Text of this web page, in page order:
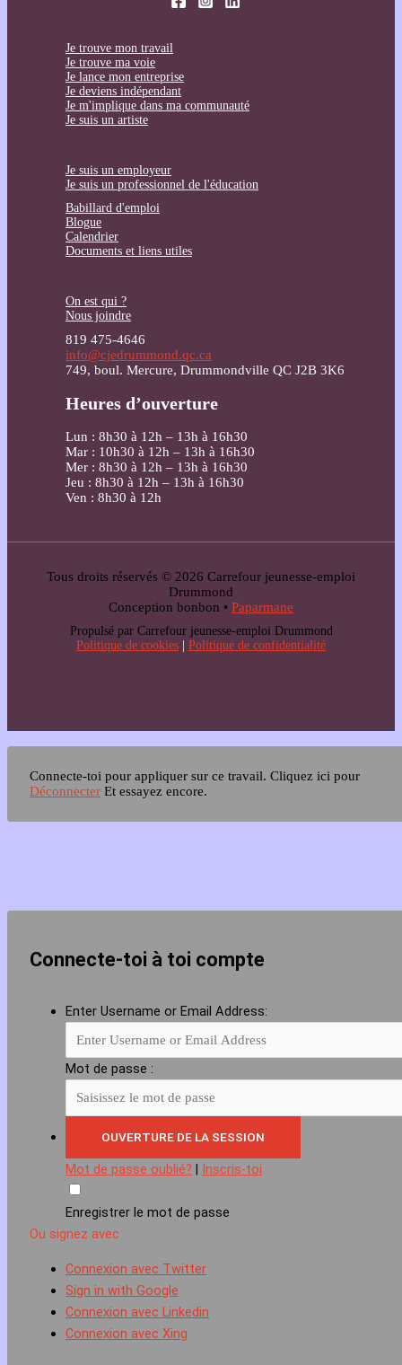
Je trouve mon travail
Je trouve ma voie
Je lance mon entreprise
Je deviens indépendant
Je m'implique dans ma communauté
Je suis un artiste
Je suis un employeur
Je suis un professionnel de l'éducation
Babillard d'emploi
Blogue
Calendrier
Documents et liens utiles
On est qui ?
Nous joindre
819 475-4646
info@cjedrummond.qc.ca
749, boul. Mercure, Drummondville QC J2B 3K6
Heures d’ouverture
Lun : 8h30 à 12h – 13h à 16h30
Mar : 10h30 à 12h – 13h à 16h30
Mer : 8h30 à 12h – 13h à 16h30
Jeu : 8h30 à 12h – 13h à 16h30
Ven : 8h30 à 12h
Tous droits réservés © 2026 Carrefour jeunesse-emploi
Drummond
Conception bonbon • Paparmane
Propulsé par Carrefour jeunesse-emploi Drummond
Politique de cookies | Politique de confidentialité
Connecte-toi pour appliquer sur ce travail. Cliquez ici pour
Déconnecter Et essayez encore.
Connecte-toi à toi compte
Enter Username or Email Address:
Mot de passe :
Mot de passe oublié? Inscris-toi
Enregistrer le mot de passe
Ou signez avec
Connexion avec Twitter
Sign in with Google
Connexion avec Linkedin
Connexion avec Xing